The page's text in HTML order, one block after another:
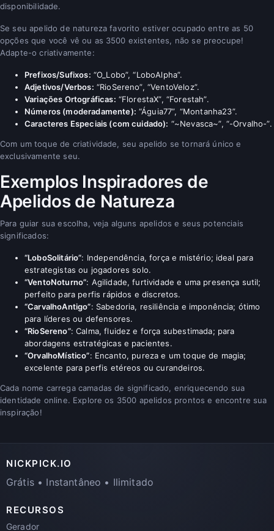
disponibilidade.
Se seu apelido de natureza favorito estiver ocupado entre as 50
opções que você vê ou as 3500 existentes, não se preocupe!
Adapte-o criativamente:
Prefixos/Sufixos: “O_Lobo”, “LoboAlpha”.
Adjetivos/Verbos: “RioSereno”, “VentoVeloz”.
Variações Ortográficas: “FlorestaX”, “Forestah”.
Números (moderadamente): “Águia77”, “Montanha23”.
Caracteres Especiais (com cuidado): “~Nevasca~”, “-Orvalho-”.
Com um toque de criatividade, seu apelido se tornará único e
exclusivamente seu.
Exemplos Inspiradores de
Apelidos de Natureza
Para guiar sua escolha, veja alguns apelidos e seus potenciais
significados:
“LoboSolitário”: Independência, força e mistério; ideal para
estrategistas ou jogadores solo.
“VentoNoturno”: Agilidade, furtividade e uma presença sutil;
perfeito para perfis rápidos e discretos.
“CarvalhoAntigo”: Sabedoria, resiliência e imponência; ótimo
para líderes ou defensores.
“RioSereno”: Calma, fluidez e força subestimada; para
abordagens estratégicas e pacientes.
“OrvalhoMístico”: Encanto, pureza e um toque de magia;
excelente para perfis etéreos ou curandeiros.
Cada nome carrega camadas de significado, enriquecendo sua
identidade online. Explore os 3500 apelidos prontos e encontre sua
inspiração!
NICKPICK.IO
Grátis • Instantâneo • Ilimitado
RECURSOS
Gerador